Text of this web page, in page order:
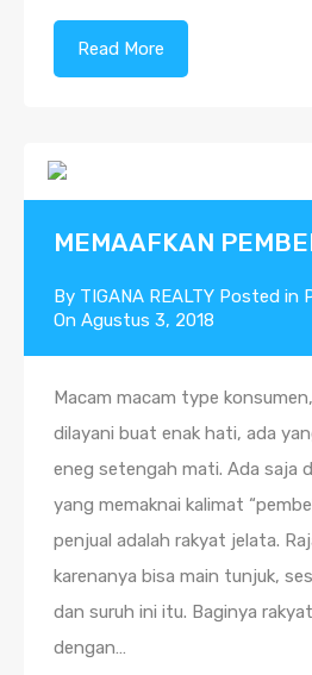
Read More
MEMAAFKAN
By TIGANA REALTY Posted in
On Agustus 3, 2018
Macam macam type
dilayani buat enak hati, ada
eneg setengah mati. Ada saja
yang memaknai kalimat
penjual adalah rakyat jelata.
karenanya bisa main tunjuk,
dan suruh ini itu. Baginya
dengan…